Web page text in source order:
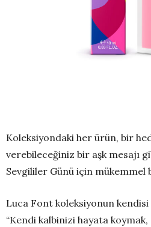
Koleksiyondaki her ürün, bir
verebileceğiniz bir aşk mesajı
Sevgililer Günü için mükemmel
Luca Font koleksiyonun kendisi
“Kendi kalbinizi hayata